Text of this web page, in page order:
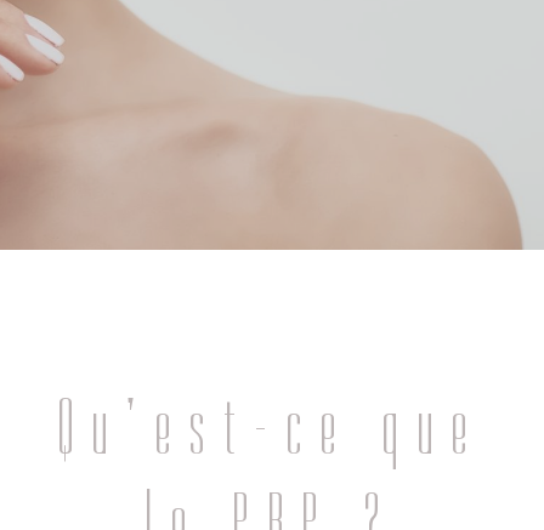
ACTUALITÉS
Qu’est-ce que